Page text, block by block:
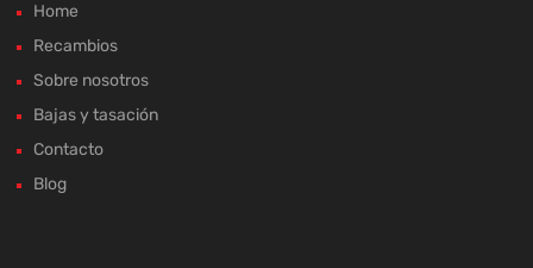
Home
Recambios
Sobre nosotros
Bajas y tasación
Contacto
Blog